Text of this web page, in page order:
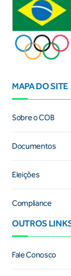
MAPA DO SITE
Sobre o COB
Documentos
Eleições
Compliance
OUTROS
Fale Conosco